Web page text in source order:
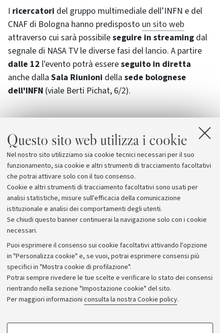
Questo sito web utilizza i cookie
Nel nostro sito utilizziamo sia cookie tecnici necessari per il suo
funzionamento, sia cookie e altri strumenti di tracciamento facoltativi
che potrai attivare solo con il tuo consenso.
Cookie e altri strumenti di tracciamento facoltativi sono usati per
analisi statistiche, misure sull'efficacia della comunicazione
istituzionale e analisi dei comportamenti degli utenti.
Se chiudi questo banner continuerai la navigazione solo con i cookie
necessari.
Puoi esprimere il consenso sui cookie facoltativi attivando l'opzione
in "Personalizza cookie" e, se vuoi, potrai esprimere consensi più
specifici in "Mostra cookie di profilazione".
Potrai sempre rivedere le tue scelte e verificare lo stato dei consensi
rientrando nella sezione "Impostazione cookie" del sito.
Per maggiori informazioni consulta la nostra Cookie policy.
COOKIE DI PROFILAZIONE - FACOLTATIVI
I ricercatori del gruppo multimediale dell’INFN e del
CNAF di Bologna hanno predisposto un sito web
attraverso cui sarà possibileseguire in streaming dal
segnale di NASA TV le diverse fasi del lancio. A partire
dalle 12 l'evento potrà essereseguito in diretta
anche dalla Sala Riunioni della sede bolognese
dell'INFN (viale Berti Pichat, 6/2).
Allegati
AMS-02
Archivio
Comunicati stampa
Redazione
Rassegna stampa